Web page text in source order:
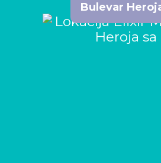
Bulevar